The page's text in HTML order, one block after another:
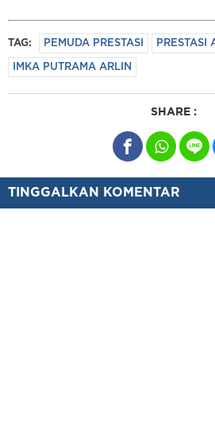
TAG: PEMUDA PRESTASI PRESTASI
IMKA PUTRAMA ARLIN
SHARE :
TINGGALKAN KOMENTAR